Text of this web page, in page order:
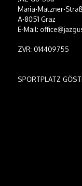
Maria-Matzner-
A-8051 Graz
E-Mail:
ZVR: 014409755
SPORTPLATZ